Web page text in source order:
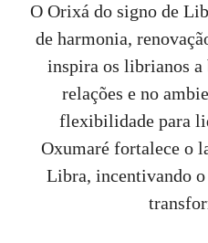
O Orixá do signo de
de harmonia,
inspira os librianos
relações e no
flexibilidade para
Oxumaré fortalece o
Libra, incentivando o